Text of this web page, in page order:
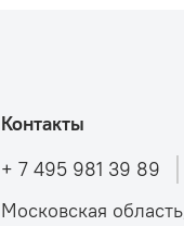
Контакты
+ 7 495 981 39 89
Московская